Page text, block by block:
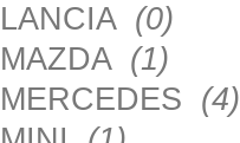
LANCIA (0)
MAZDA (1)
MERCEDES (4)